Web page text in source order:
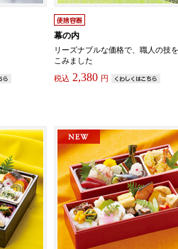
幕の内
リーズナブルな価格で、職人の技
こみました
税込 2,380 円